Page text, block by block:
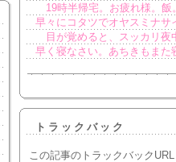
19時半帰宅。お疲れ様。飯
早々にコタツでオヤスミナサ
目が覚めると、スッカリ夜
早く寝なさい。あちきもまた
トラックバック
この記事のトラックバックURL